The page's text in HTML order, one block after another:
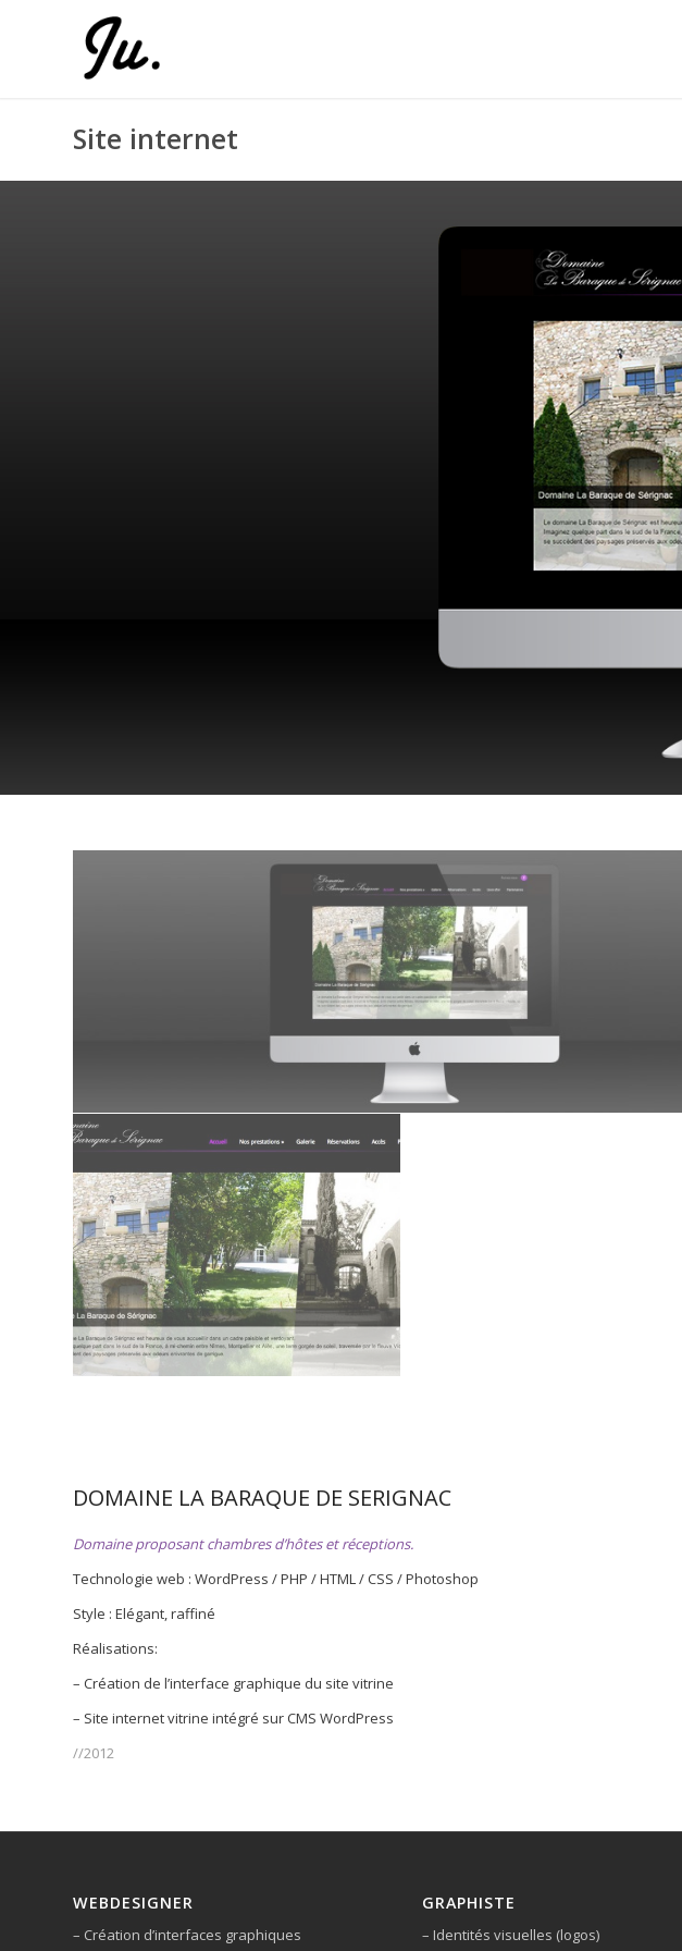
Site internet
DOMAINE LA BARAQUE DE SERIGNAC
Domaine proposant chambres d’hôtes et réceptions.
Technologie web : WordPress / PHP / HTML / CSS / Photoshop
Style : Elégant, raffiné
Réalisations:
– Création de l’interface graphique du site vitrine
– Site internet vitrine intégré sur CMS WordPress
//2012
WEBDESIGNER
– Création d’interfaces graphiques
GRAPHISTE
– Identités visuelles (logos)